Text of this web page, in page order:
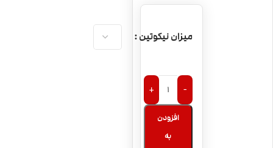
میزان نیکوتین
-
+
افزودن
به